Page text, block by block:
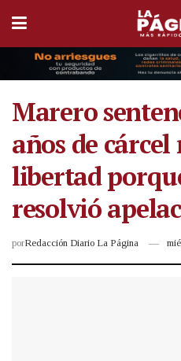
Marero
años de
libertad
resolvió
porRedacción Diario La Página